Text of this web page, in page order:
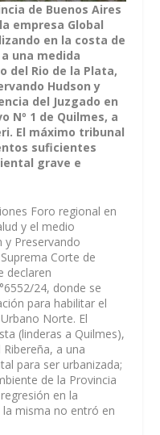
de Buenos Aires
empresa Global
en la costa de
una medida
del Rio de la Plata,
Hudson y
del Juzgado en
Nº 1 de Quilmes, a
El máximo tribunal
suficientes
grave e
Foro regional en
y el medio
y Preservando
Corte de
declaren
24, donde se
para habilitar el
Norte. El
(linderas a Quilmes),
a una
para ser urbanizada;
de la Provincia
en la
misma no entró en